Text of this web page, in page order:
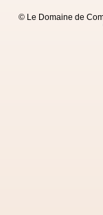
© Le Domaine de